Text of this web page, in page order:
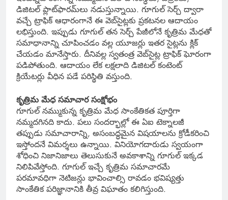
డిజిటల్ ప్లాట్‌ఫారమ్‌లు నడుస్తున్నాయి. గూగుల్ సెర్చ్ ద్వారా
వచ్చే ట్రాఫిక్ ఆధారంగానే ఈ వెబ్‌సైట్లకు ప్రకటనల ఆదాయం
లభిస్తుంది. ఇప్పుడు గూగుల్ తన సెర్చ్ పేజీలోనే కృత్రిమ మేధతో
సమాధానాన్ని చూపించడం వల్ల యూజర్లు ఇతర సైట్లను క్లిక్
చేయడం మానేస్తారు. దీనివల్ల స్వతంత్ర వెబ్‌సైట్ల ట్రాఫిక్ ఘోరంగా
పడిపోతుంది. ఆదాయం లేక లక్షలాది డిజిటల్ కంటెంట్
క్రియేటర్లు వీధిన పడే పరిస్థితి వస్తుంది.
కృత్రిమ మేధ సమాచార సంక్షోభం
గూగుల్ నమ్ముకున్న కృత్రిమ మేధ సాంకేతికత పూర్తిగా
నమ్మదగినది కాదు. పలు సందర్భాల్లో ఈ ఏఐ టెక్నాలజీ
తప్పుడు సమాచారాన్ని, అసంబద్ధమైన విషయాలను క్రోడీకరించి
ఇస్తోందనే విమర్శలు ఉన్నాయి. వినియోగదారుడు స్వయంగా
శోధించి నిజానిజాలు తెలుసుకునే అవకాశాన్ని గూగుల్ ఇక్కడ
నిలిపివేస్తోంది. గూగుల్ ఇచ్చే కృత్రిమ సమాచారమే
పరమావధిగా నెటిజన్లు భావించాల్సి రావడం భవిష్యత్తు
సాంకేతిక పరిజ్ఞానానికి తీవ్ర విఘాతం కలిగిస్తుంది.